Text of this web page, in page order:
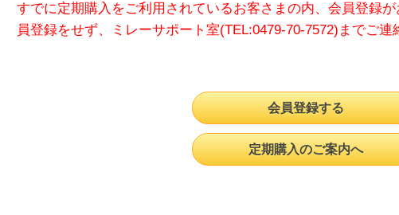
すでに定期購入をご利用されているお客さまの内、会員登録
員登録をせず、ミレーサポート室(TEL:0479-70-7572)までご連
会員登録する
定期購入のご案内へ